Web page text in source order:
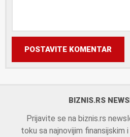
POSTAVITE KOMENTAR
BIZNIS.RS
Prijavite se na biznis.rs
toku sa najnovijim finansijskim